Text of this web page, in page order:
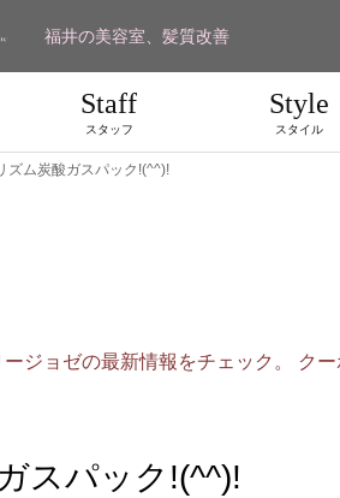
福井の美容室、髪質改善
Staff
スタッフ
Style
スタイル
ズム炭酸ガスパック!(^^)!
ージョゼの最新情報をチェック。 ク
スパック!(^^)!